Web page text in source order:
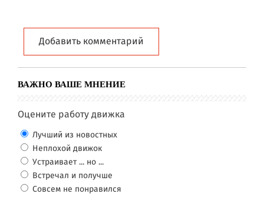
Добавить комментарий
ВАЖНО ВАШЕ МНЕНИЕ
Оцените работу движка
Лучший из новостных
Неплохой движок
Устраивает ... но ...
Встречал и получше
Совсем не понравился